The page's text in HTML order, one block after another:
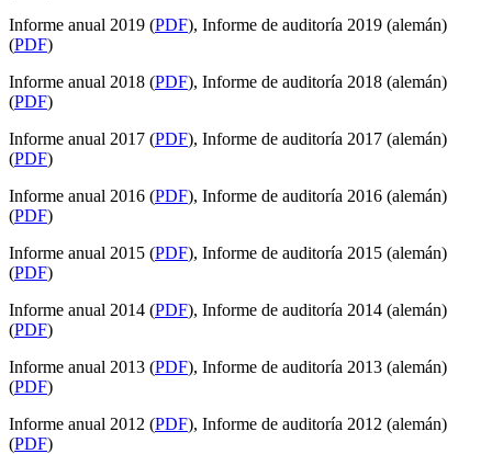
Informe anual 2019 (PDF), Informe de auditoría 2019 (alemán)
(PDF)
Informe anual 2018 (PDF), Informe de auditoría 2018 (alemán)
(PDF)
Informe anual 2017 (PDF), Informe de auditoría 2017 (alemán)
(PDF)
Informe anual 2016 (PDF), Informe de auditoría 2016 (alemán)
(PDF)
Informe anual 2015 (PDF), Informe de auditoría 2015 (alemán)
(PDF)
Informe anual 2014 (PDF), Informe de auditoría 2014 (alemán)
(PDF)
Informe anual 2013 (PDF), Informe de auditoría 2013 (alemán)
(PDF)
Informe anual 2012 (PDF), Informe de auditoría 2012 (alemán)
(PDF)